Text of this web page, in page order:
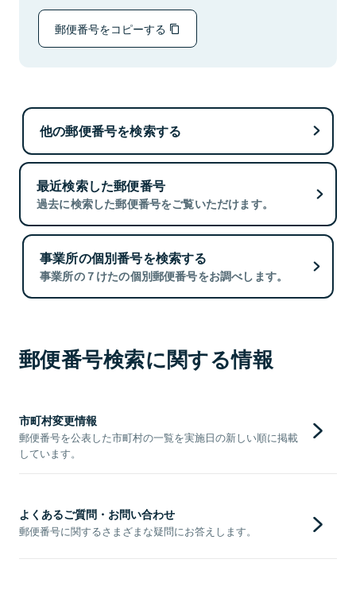
郵便番号をコピーする
他の郵便番号を検索する
最近検索した郵便番号
過去に検索した郵便番号をご覧いただけます。
事業所の個別番号を検索する
事業所の７けたの個別郵便番号をお調べします。
郵便番号検索に関する情報
市町村変更情報
郵便番号を公表した市町村の一覧を実施日の新しい順に掲載
しています。
よくあるご質問・お問い合わせ
郵便番号に関するさまざまな疑問にお答えします。